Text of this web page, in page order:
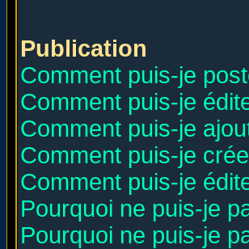
Publication
Comment puis-je
Comment puis-je
Comment puis-je
Comment puis-je
Comment puis-je
Pourquoi ne puis-je
Pourquoi ne puis-je